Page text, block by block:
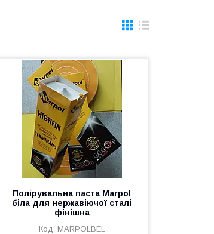
Полірувальна паста Marpol
біла для нержавіючої сталі
фінішна
MARPOLBEL